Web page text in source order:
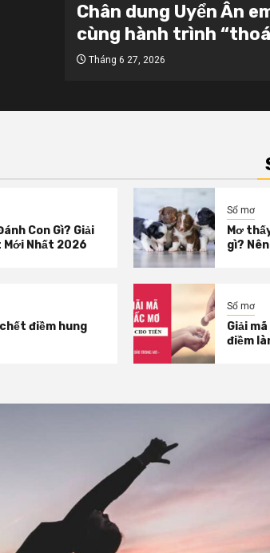
Chân dung Uyển Ân
cùng hành trình
Tháng 6 27, 2026
Con Gì? Giải
Mới Nhất 2026
Sổ mơ
Mơ
gì?
điềm hung
Sổ mơ
Giải
điềm